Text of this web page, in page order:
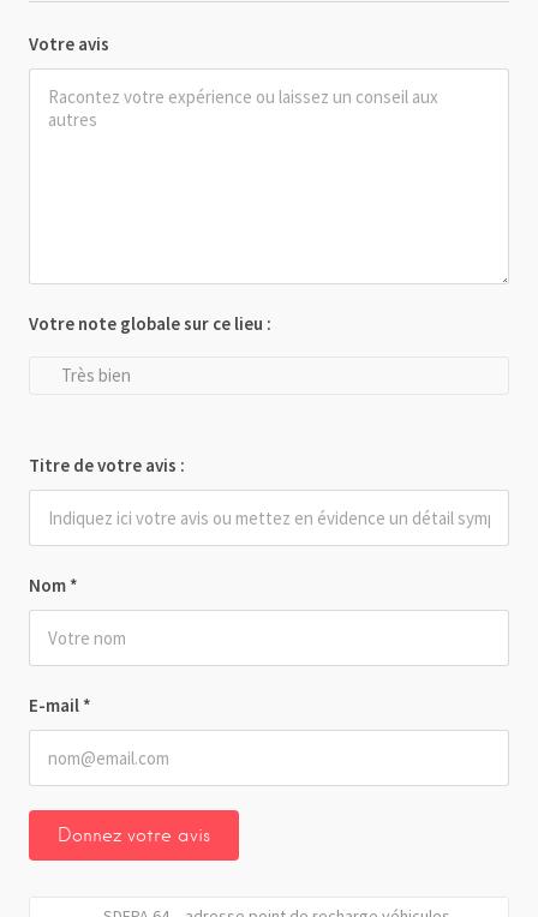
Votre avis
Nom *
E-mail *
Votre note globale sur ce lieu :
Très bien
Titre de votre avis :